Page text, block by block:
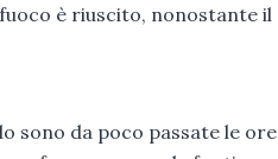
è riuscito, nonostante il
sono da poco passate le ore